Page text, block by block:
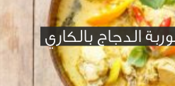
الدجاج بالكاري